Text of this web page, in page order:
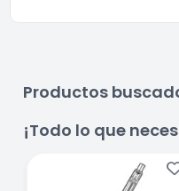
Productos
¡Todo lo que